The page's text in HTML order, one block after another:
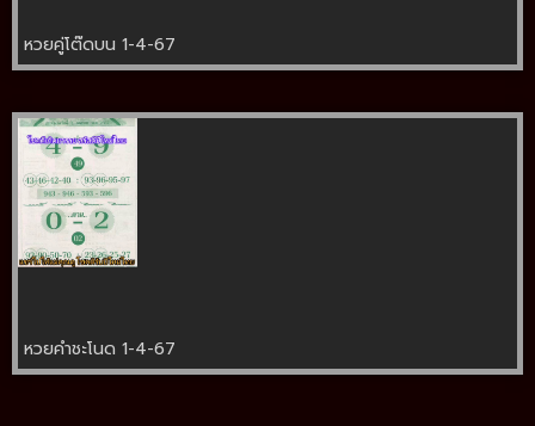
หวยคู่โต๊ดบน 1-4-67
หวยคำชะโนด 1-4-67